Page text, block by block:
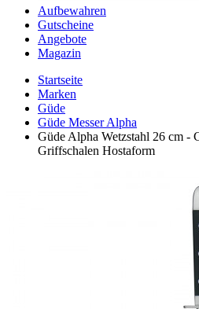
Aufbewahren
Gutscheine
Angebote
Magazin
Startseite
Marken
Güde
Güde Messer Alpha
Güde Alpha Wetzstahl 26 cm -
Griffschalen Hostaform